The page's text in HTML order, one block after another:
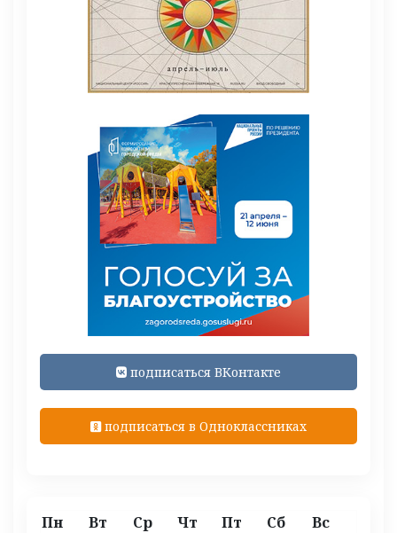
подписаться ВКонтакте
подписаться в Одноклассниках
Пн Вт Ср Чт Пт Сб Вс